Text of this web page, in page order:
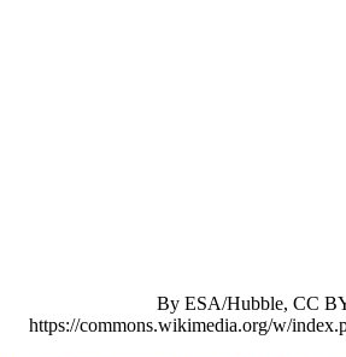
By ESA/Hubble, CC
https://commons.wikimedia.org/w/